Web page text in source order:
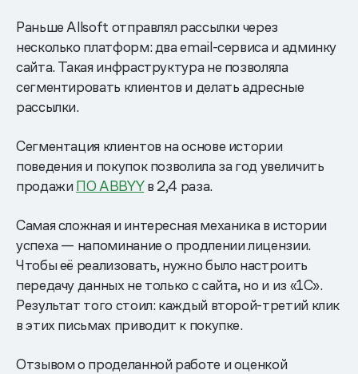
Раньше Allsoft отправлял рассылки через
несколько платформ: два email-сервиса и админку
сайта. Такая инфраструктура не позволяла
сегментировать клиентов и делать адресные
рассылки.
Сегментация клиентов на основе истории
поведения и покупок позволила за год увеличить
продажиПО ABBYYв 2,4 раза.
Самая сложная и интересная механика в истории
успеха — напоминание о продлении лицензии.
Чтобы её реализовать, нужно было настроить
передачу данных не только с сайта, но и из «1С».
Результат того стоил: каждый второй-третий клик
в этих письмах приводит к покупке.
Отзывом о проделанной работе и оценкой